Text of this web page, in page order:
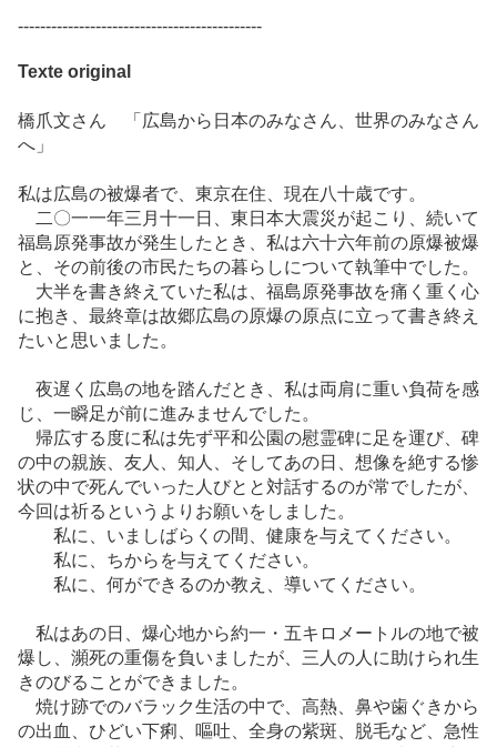
--------------------------------------------
Texte original
橋爪文さん 「広島から日本のみなさん、世界のみなさん
へ」
私は広島の被爆者で、東京在住、現在八十歳です。
二〇一一年三月十一日、東日本大震災が起こり、続いて
福島原発事故が発生したとき、私は六十六年前の原爆被爆
と、その前後の市民たちの暮らしについて執筆中でした。
大半を書き終えていた私は、福島原発事故を痛く重く心
に抱き、最終章は故郷広島の原爆の原点に立って書き終え
たいと思いました。
夜遅く広島の地を踏んだとき、私は両肩に重い負荷を感
じ、一瞬足が前に進みませんでした。
帰広する度に私は先ず平和公園の慰霊碑に足を運び、碑
の中の親族、友人、知人、そしてあの日、想像を絶する惨
状の中で死んでいった人びとと対話するのが常でしたが、
今回は祈るというよりお願いをしました。
私に、いましばらくの間、健康を与えてください。
私に、ちからを与えてください。
私に、何ができるのか教え、導いてください。
私はあの日、爆心地から約一・五キロメートルの地で被
爆し、瀕死の重傷を負いましたが、三人の人に助けられ生
きのびることができました。
焼け跡でのバラック生活の中で、高熱、鼻や歯ぐきから
の出血、ひどい下痢、嘔吐、全身の紫斑、脱毛など、急性